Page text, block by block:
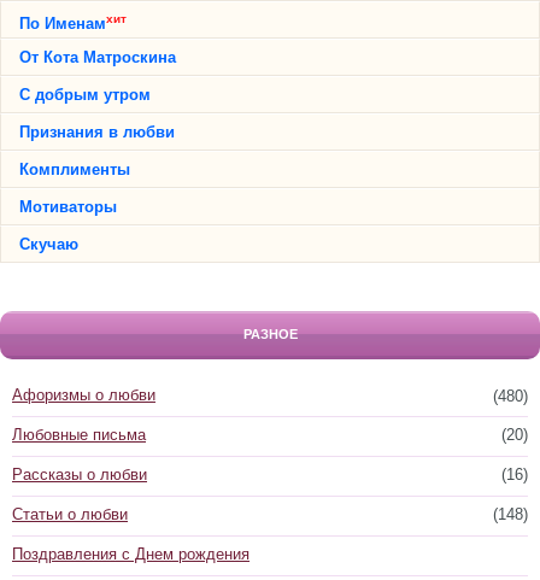
По Именамхит
От Кота Матроскина
С добрым утром
Признания в любви
Комплименты
Мотиваторы
Скучаю
РАЗНОЕ
(480)
Афоризмы о любви
(20)
Любовные письма
(16)
Рассказы о любви
(148)
Статьи о любви
Поздравления с Днем рождения